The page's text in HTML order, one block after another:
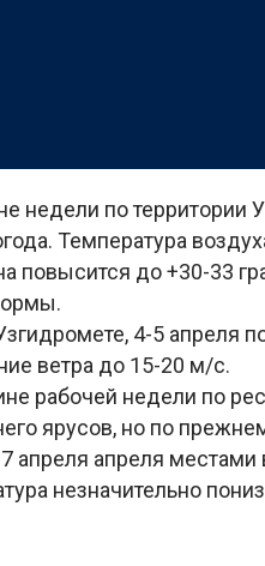
недели по территории
Температура
повысится до +30-33
4-5 апреля
ветра до 15-20 м/с.
рабочей недели по
ярусов, но по
апреля апреля
незначительно